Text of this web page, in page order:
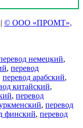
| © ООО «ПРОМТ»,
немецкий,
, перевод
перевод арабский,
китайский,
, перевод
, перевод
финский, перевод